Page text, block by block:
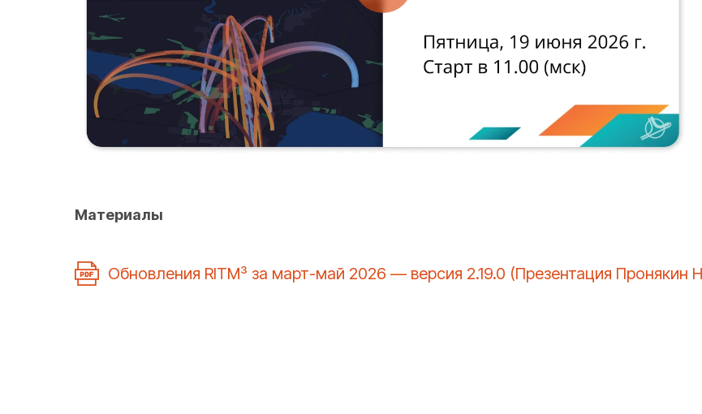
Материалы
Обновления RITM³ за март-май 2026 — версия 2.19.0 (Презентация Пронякин